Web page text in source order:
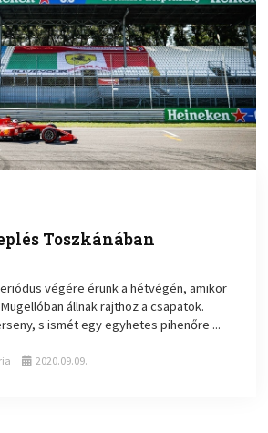
Toszkánában
végére érünk a hétvégén, amikor
állnak rajthoz a csapatok.
s ismét egy egyhetes pihenőre ...
2020.09.09.